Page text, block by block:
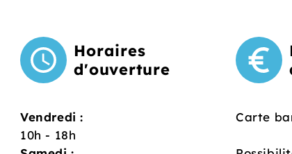
Horaires
d'ouverture
Vendredi :
10h - 18h
Carte